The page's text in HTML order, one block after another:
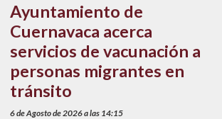
Ayuntamiento de
Cuernavaca acerca
servicios de vacunación a
personas migrantes en
tránsito
6 de Agosto de 2026 a las 14:15